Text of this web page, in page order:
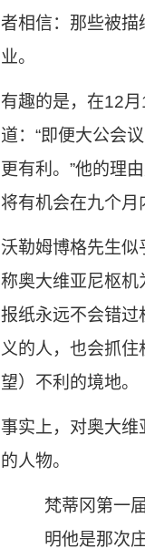
者相信：那些被描
业。
有趣的是，在12
道：“即便大公会
更有利。”他的理
将有机会在九个月
沃勒姆博格先生似
称奥大维亚尼枢机
报纸永远不会错
义的人，也会抓
望）不利的境地。
事实上，对奥大
的人物。
梵蒂冈第一
明他是那次